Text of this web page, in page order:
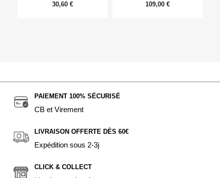
30,60 € 109,00 €
PAIEMENT 100% SÉCURISÉ
CB et Virement
LIVRAISON OFFERTE DÈS 60€
Expédition sous 2-3j
CLICK & COLLECT